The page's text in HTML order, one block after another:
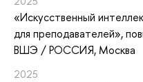
«Искусственный
для преподавателей»,
ВШЭ / РОССИЯ, Москва
2025